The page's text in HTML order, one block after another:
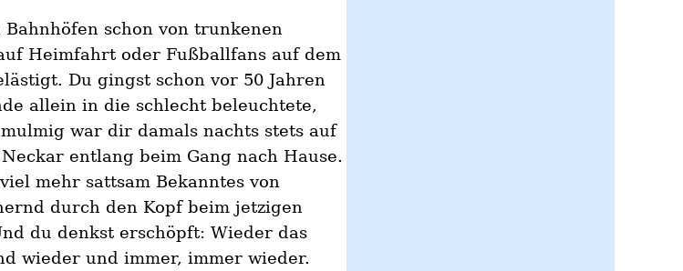
schon von trunkenen
Heimfahrt oder Fußballfans auf dem
Du gingst schon vor 50 Jahren
allein in die schlecht beleuchtete,
war dir damals nachts stets auf
entlang beim Gang nach Hause.
mehr sattsam Bekanntes von
durch den Kopf beim jetzigen
du denkst erschöpft: Wieder das
wieder und immer, immer wieder.